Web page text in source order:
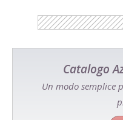
Catalogo
Un modo semplice